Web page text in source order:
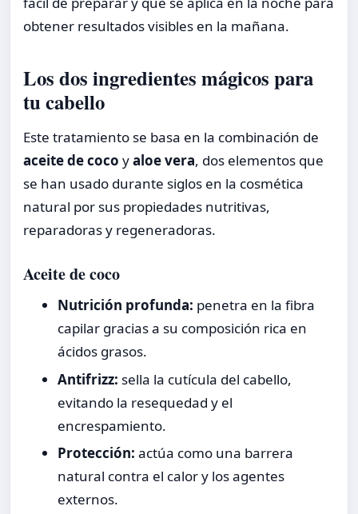
obtener resultados visibles en la mañana.
Los dos ingredientes mágicos para
tu cabello
Este tratamiento se basa en la combinación de
aceite de coco yaloe vera, dos elementos que
se han usado durante siglos en la cosmética
natural por sus propiedades nutritivas,
reparadoras y regeneradoras.
Aceite de coco
Nutrición profunda: penetra en la fibra
capilar gracias a su composición rica en
ácidos grasos.
Antifrizz: sella la cutícula del cabello,
evitando la resequedad y el
encrespamiento.
Protección: actúa como una barrera
natural contra el calor y los agentes
externos.